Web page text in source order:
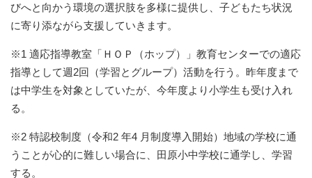
びへと向かう環境の選択肢を多様に提供し、子どもたち状況
に寄り添ながら支援していきます。
※1 適応指導教室「ＨＯＰ（ホップ）」教育センターでの適応
指導として週2回（学習とグループ）活動を行う。昨年度まで
は中学生を対象としていたが、今年度より小学生も受け入れ
る。
※2 特認校制度（令和2 年4 月制度導入開始）地域の学校に通
うことが心的に難しい場合に、田原小中学校に通学し、学習
する。